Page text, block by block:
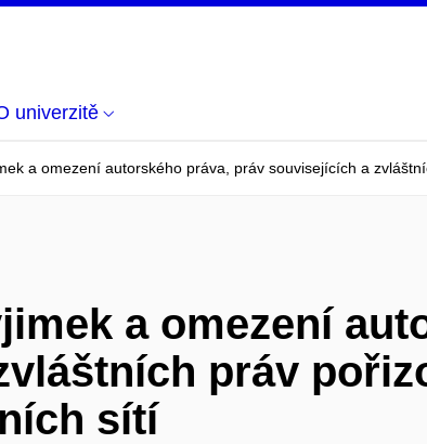
univerzitě
a omezení autorského práva, práv souvisejících a
a omezení
práv
sítí